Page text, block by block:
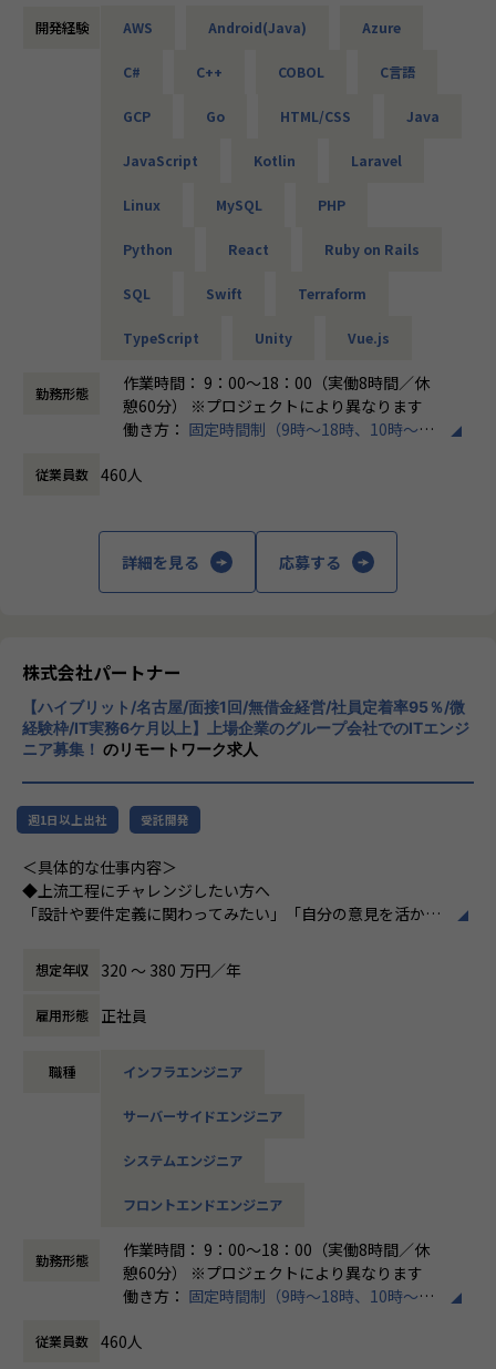
にも柔軟に対応しています。
◆将来的にマネジメントにも挑戦したい方へ
回の面談を通じて方向性を確認しながら、段階的にマネジメ
ら活躍している社員も多数。女性管理職も在籍しており、年
齢や性別を問わずフェアに評価される環境です。
＜チーム組織構成＞
入社後は原則2名以上のチームに配属されるため、一人現場
また、経験値に応じて先輩がフォローに入り、定例MTGやチ
ャットで気軽に相談できる環境を整えています。
平均年齢32.5歳
95％（2024年8月時点／1年以内）
y／Vue／AWS）
・自社ECサイトの新規立ち上げ（要件定義～運用／TypeScr
ipt、GCP）
・大手メーカー向け製造システムの業務改善プロジェクト
▼インフラ系
・アプリ向けサーバ設計構築（Docker／Azure）
・大手クライアント向け仮想環境移行・導入（Windows／A
ctive Directory）
＜安心のサポート体制＞
・教育担当が1on1でフォロー
└配属先はチーム＋教育係体制で、すぐ相談できる環境を整
└入社直後は毎月、その後は隔月で面談。業務・人間関係・
└日常的に連絡しやすく、安心して話せる関係性を構築。
・トラブル時は当日中に対応
└問題発生時は営業とアドバイザーが即対応し、迅速に調
・勉強会・交流会を年2回実施
開発経験 AWS Android(Java) Azure
C# C++ COBOL C言語
GCP Go HTML/CSS Java
JavaScript Kotlin Laravel
Linux MySQL PHP
Python React Ruby on Rails
SQL Swift Terraform
TypeScript Unity Vue.js
勤務形態
作業時間： 9：00～18：00（実働8時間／休
憩60分） ※プロジェクトにより異なります
働き方： 固定時間制（9時～18時、10時～19
時間外労働の有無： 有（月平均20時間）
従業員数 460人
詳細を見る 応募する
株式会社パートナー
【ハイブリット/名古屋/面接1回/無借金経営/社員定着率95％/微
経験枠/IT実務6ケ月以上】上場企業のグループ会社でのITエンジ
ニア募集！ のリモートワーク求人
週1日以上出社 受託開発
＜具体的な仕事内容＞
◆上流工程にチャレンジしたい方へ
「設計や要件定義に関わってみたい」「自分の意見を活かせ
そんな方には700社以上の中からスキルや希望に合う案件を
ご紹介しています。
たとえば、ヨガ配信アプリやECサイトの新規開発、クラウド
設計など、上流フェーズから関われる案件も豊富です。ま
ひとりで悩まず、安心して挑戦できます。
◆落ち着いた環境で、長く働きたい方へ
OKの案件も多く、週2～3日出社が基本。残業は月9時間ほど
現場には教育担当がつき、月1回の面談やチャット相談も実
施。産休・育休の取得＆復帰率も100％と、ライフイベント
にも柔軟に対応しています。
◆マネジメントにも挑戦したい方へ
「PL/PMにステップアップしたい」「育成に関わる経験をし
てみたい」
想定年収 320 〜 380 万円／年
雇用形態 正社員
職種 インフラエンジニア
サーバーサイドエンジニア
システムエンジニア
フロントエンドエンジニア
勤務形態
作業時間： 9：00～18：00（実働8時間／休
憩60分） ※プロジェクトにより異なります
働き方： 固定時間制（9時～18時、10時～19
時間外労働の有無： 有（月平均20時間）
従業員数 460人